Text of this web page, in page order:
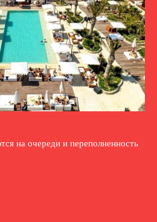
на очереди и переполненность